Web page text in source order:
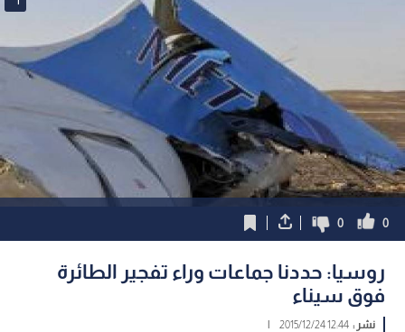
0
0
روسيا: حددنا جماعات وراء تفجير الطائرة
فوق سيناء
نشر :12:44 2015/12/24
|